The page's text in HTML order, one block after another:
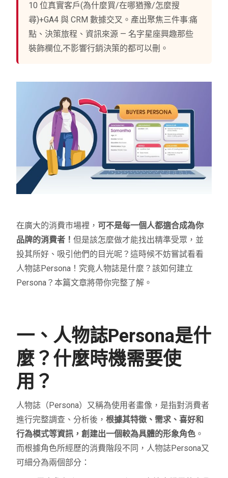
10 位真實客戶(為什麼買/在哪猶豫/怎麼搜
尋)+GA4 與 CRM 數據交叉。產出聚焦三件事:痛
點、決策旅程、資訊來源 — 名字星座興趣那些
裝飾欄位,不影響行銷決策的都可以刪。
在廣大的消費市場裡， 可不是每一個人都適合成為你
品牌的消費者！但是該怎麼做才能找出精準受眾，並
投其所好、吸引他們的目光呢？這時候不妨嘗試看看
人物誌Persona！究竟人物誌是什麼？該如何建立
Persona？本篇文章將帶你完整了解。
一、人物誌Persona是什
麼？什麼時機需要使
用？
人物誌（Persona）又稱為使用者畫像，是指對消費者
進行完整調查、分析後，根據其特徵、需求、喜好和
行為模式等資訊，創建出一個較為具體的形象角色 。
而根據角色所經歷的消費階段不同，人物誌Persona又
可細分為兩個部分：